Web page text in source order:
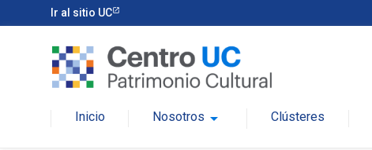
Ir al sitio UC
Inicio Nosotros arrow_drop_down Clústeres